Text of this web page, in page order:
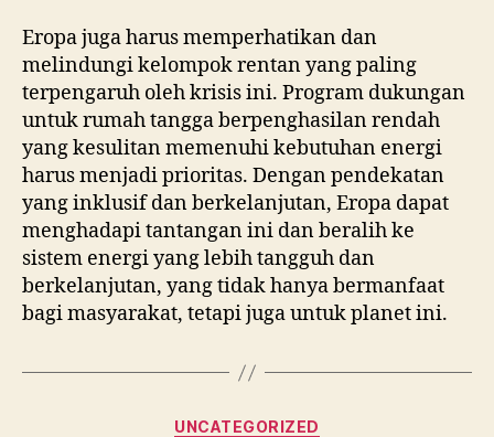
Eropa juga harus memperhatikan dan
melindungi kelompok rentan yang paling
terpengaruh oleh krisis ini. Program dukungan
untuk rumah tangga berpenghasilan rendah
yang kesulitan memenuhi kebutuhan energi
harus menjadi prioritas. Dengan pendekatan
yang inklusif dan berkelanjutan, Eropa dapat
menghadapi tantangan ini dan beralih ke
sistem energi yang lebih tangguh dan
berkelanjutan, yang tidak hanya bermanfaat
bagi masyarakat, tetapi juga untuk planet ini.
Categories
UNCATEGORIZED